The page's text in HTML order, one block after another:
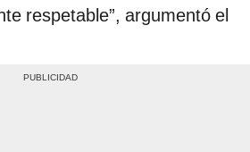
respetable”, argumentó el